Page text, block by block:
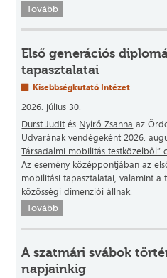
Tovább
Első generációs
tapasztalatai
Kisebbségkutató Intézet
2026. július 30.
Durst Judit és Nyírő Zsanna az
Udvarának vendégeként 2026.
Társadalmi mobilitás testközelből”
Az esemény középpontjában az
mobilitási tapasztalatai, valamint a
közösségi dimenziói állnak.
Tovább
A szatmári svábok
napjainkig